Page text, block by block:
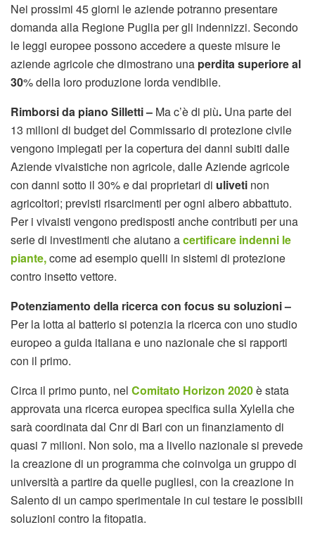
Nei prossimi 45 giorni le aziende potranno presentare
domanda alla Regione Puglia per gli indennizzi. Secondo
le leggi europee possono accedere a queste misure le
aziende agricole che dimostrano una perdita superiore al
30% della loro produzione lorda vendibile.
Rimborsi da piano Silletti – Ma c’è di più. Una parte dei
13 milioni di budget del Commissario di protezione civile
vengono impiegati per la copertura dei danni subiti dalle
Aziende vivaistiche non agricole, dalle Aziende agricole
con danni sotto il 30% e dai proprietari di uliveti non
agricoltori; previsti risarcimenti per ogni albero abbattuto.
Per i vivaisti vengono predisposti anche contributi per una
serie di investimenti che aiutano acertificare indenni le
piante,come ad esempio quelli in sistemi di protezione
contro insetto vettore.
Potenziamento della ricerca con focus su soluzioni –
Per la lotta al batterio si potenzia la ricerca con uno studio
europeo a guida italiana e uno nazionale che si rapporti
con il primo.
Circa il primo punto, nel Comitato Horizon 2020è stata
approvata una ricerca europea specifica sulla Xylella che
sarà coordinata dal Cnr di Bari con un finanziamento di
quasi 7 milioni. Non solo, ma a livello nazionale si prevede
la creazione di un programma che coinvolga un gruppo di
università a partire da quelle pugliesi, con la creazione in
Salento di un campo sperimentale in cui testare le possibili
soluzioni contro la fitopatia.